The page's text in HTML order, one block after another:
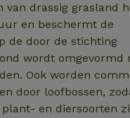
van drassig grasland
en beschermt de
de door de stichting
wordt omgevormd
Ook worden
door loofbossen,
en diersoorten